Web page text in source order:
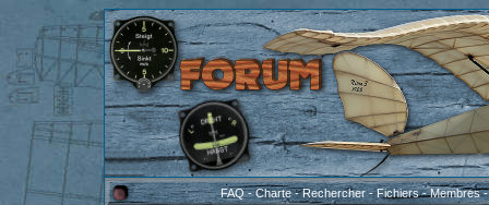
FAQ-Charte-Rechercher-Fichiers-Membres